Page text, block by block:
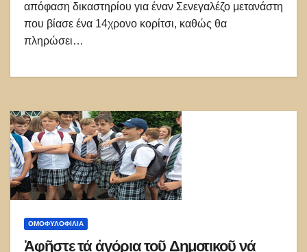
απόφαση δικαστηρίου για έναν Σενεγαλέζο μετανάστη
που βίασε ένα 14χρονο κορίτσι, καθώς θα
πληρώσει…
ΟΜΟΦΥΛΟΦΙΛΊΑ
Ἀφῆστε τά ἀγόρια τοῦ Δημοτικοῦ νά